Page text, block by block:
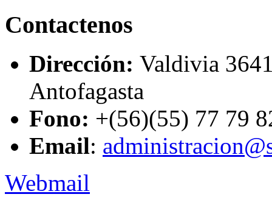
Contactenos
Dirección: Valdivia
Antofagasta
Fono: +(56)(55) 77 79
Email:
Webmail